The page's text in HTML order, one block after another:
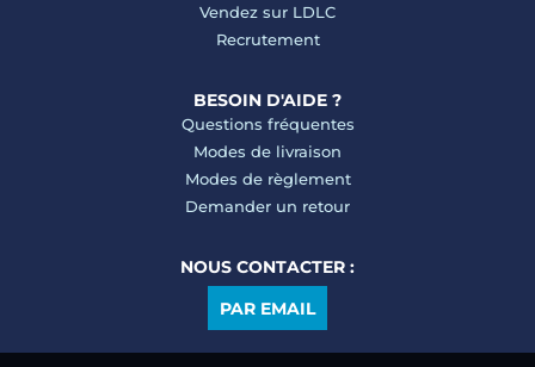
Vendez sur LDLC
Recrutement
BESOIN D'AIDE ?
Questions fréquentes
Modes de livraison
Modes de règlement
Demander un retour
NOUS CONTACTER :
PAR EMAIL